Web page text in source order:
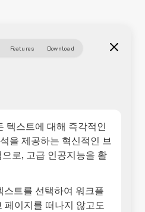
Features Download
텍스트에 대해 즉각적인
을 제공하는 혁신적인 브
로, 고급 인공지능을 활
스트를 선택하여 워크플
페이지를 떠나지 않고도